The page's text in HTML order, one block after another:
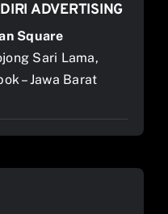
ADVERTISING
Square
Sari Lama,
– Jawa Barat